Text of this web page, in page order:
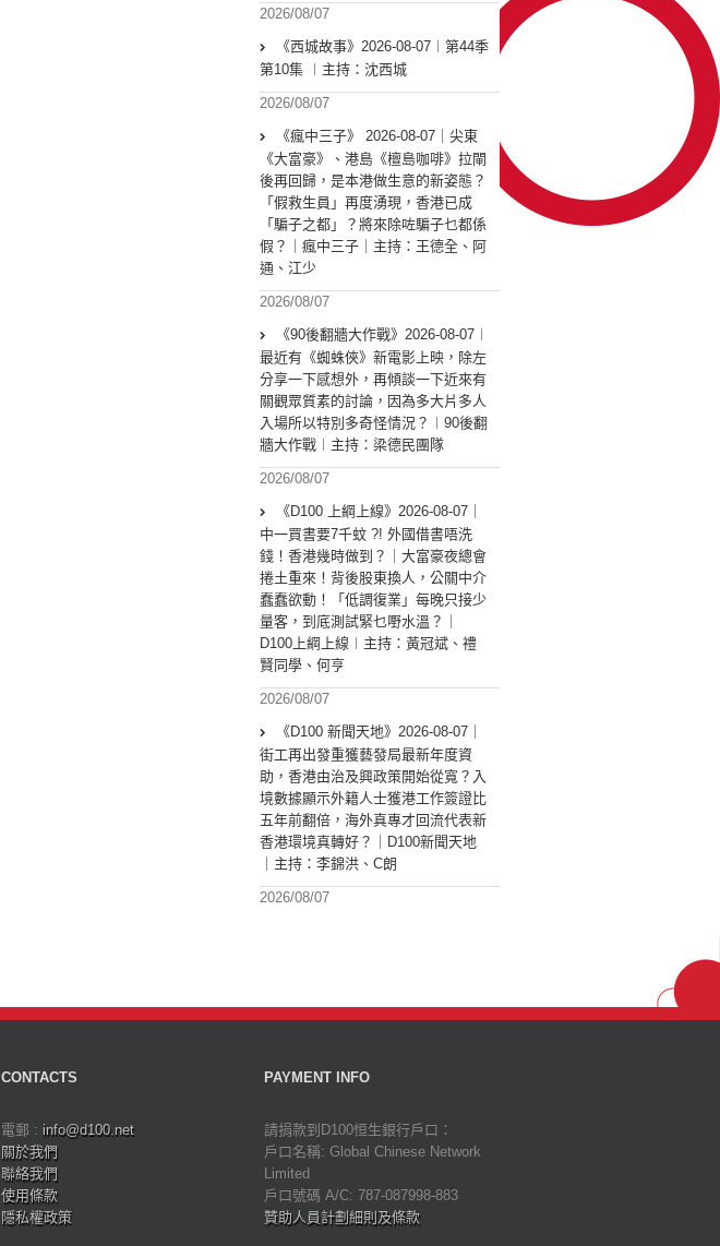
2026/08/07
《西城故事》2026-08-07︱第44季
第10集 ︱主持：沈西城
2026/08/07
《瘋中三子》 2026-08-07｜尖東
《大富豪》、港島《檀島咖啡》拉閘
後再回歸，是本港做生意的新姿態？
「假救生員」再度湧現，香港已成
「騙子之都」？將來除咗騙子乜都係
假？｜瘋中三子｜主持：王德全、阿
通、江少
2026/08/07
《90後翻牆大作戰》2026-08-07︱
最近有《蜘蛛俠》新電影上映，除左
分享一下感想外，再傾談一下近來有
關觀眾質素的討論，因為多大片多人
入場所以特別多奇怪情況？︱90後翻
牆大作戰︱主持：梁德民團隊
2026/08/07
《D100 上綱上線》2026-08-07｜
中一買書要7千蚊 ?! 外國借書唔洗
錢！香港幾時做到？｜大富豪夜總會
捲土重來！背後股東換人，公關中介
蠢蠢欲動！「低調復業」每晚只接少
量客，到底測試緊乜嘢水溫？｜
D100上綱上線︱主持：黃冠斌、禮
賢同學、何亨
2026/08/07
《D100 新聞天地》2026-08-07｜
街工再出發重獲藝發局最新年度資
助，香港由治及興政策開始從寬？入
境數據顯示外籍人士獲港工作簽證比
五年前翻倍，海外真專才回流代表新
香港環境真轉好？｜D100新聞天地
｜主持：李錦洪、C朗
2026/08/07
CONTACTS
電郵 : info@d100.net
關於我們
聯絡我們
使用條款
隱私權政策
PAYMENT INFO
請捐款到D100恒生銀行戶口：
戶口名稱: Global Chinese Network
Limited
戶口號碼 A/C: 787-087998-883
贊助人員計劃細則及條款